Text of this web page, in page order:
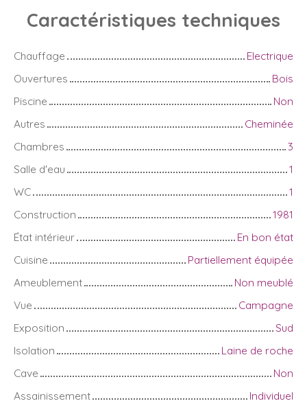
Caractéristiques techniques
Chauffage
Electrique
Ouvertures
Bois
Piscine
Non
Autres
Cheminée
Chambres
3
Salle d'eau
1
WC
1
Construction
1981
État intérieur
En bon état
Cuisine
Partiellement équipée
Ameublement
Non meublé
Vue
Campagne
Exposition
Sud
Isolation
Laine de roche
Cave
Non
Assainissement
Individuel